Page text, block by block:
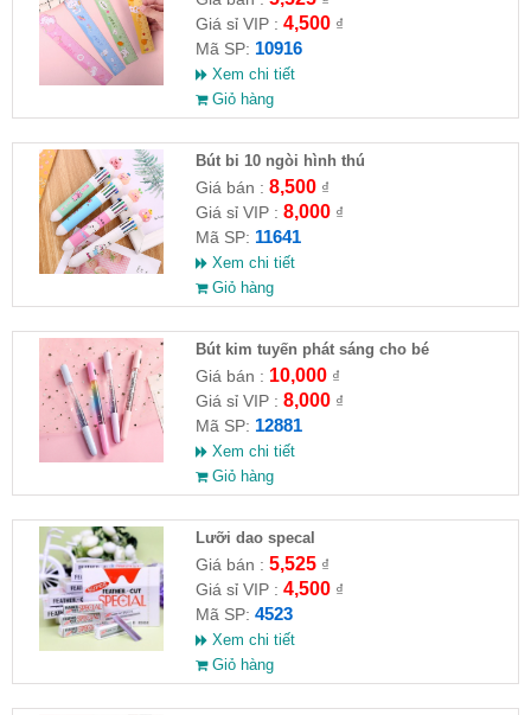
Giá sỉ VIP : 4,500₫
Mã SP: 10916
Xem chi tiết
Giỏ hàng
Bút bi 10 ngòi hình thú
Giá bán : 8,500₫
Giá sỉ VIP : 8,000₫
Mã SP: 11641
Xem chi tiết
Giỏ hàng
Bút kim tuyến phát sáng cho bé
Giá bán : 10,000₫
Giá sỉ VIP : 8,000₫
Mã SP: 12881
Xem chi tiết
Giỏ hàng
Lưỡi dao specal
Giá bán : 5,525₫
Giá sỉ VIP : 4,500₫
Mã SP: 4523
Xem chi tiết
Giỏ hàng